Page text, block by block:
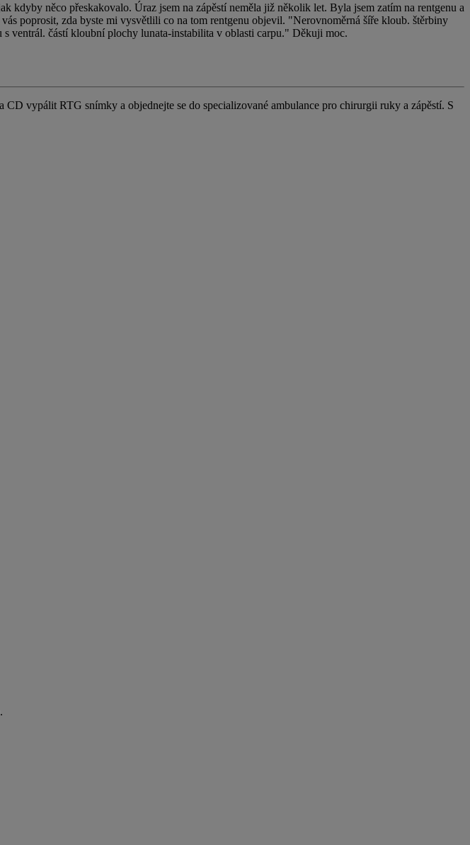
něco přeskakovalo. Úraz jsem na zápěstí neměla již několik let. Byla jsem zatím na rentgenu a
poprosit, zda byste mi vysvětlili co na tom rentgenu objevil. "Nerovnoměrná šíře kloub. štěrbiny
ventrál. částí kloubní plochy lunata-instabilita v oblasti carpu." Děkuji moc.
vypálit RTG snímky a objednejte se do specializované ambulance pro chirurgii ruky a zápěstí. S